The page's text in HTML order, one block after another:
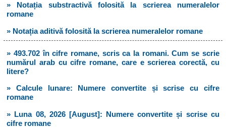
» Notația substractivă folosită la scrierea numeralelor
romane
» Notația aditivă folosită la scrierea numeralelor romane
» 493.702 în cifre romane, scris ca la romani. Cum se scrie
numărul arab cu cifre romane, care e scrierea corectă, cu
litere?
» Calcule lunare: Numere convertite și scrise cu cifre
romane
» Luna 08, 2026 [August]: Numere convertite și scrise cu
cifre romane